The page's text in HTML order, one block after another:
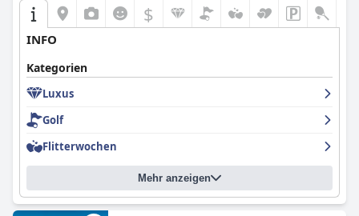
$
INFO
Kategorien
Luxus
Golf
Flitterwochen
Mehr anzeigen